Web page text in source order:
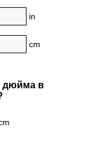
in
cm
дюйма в